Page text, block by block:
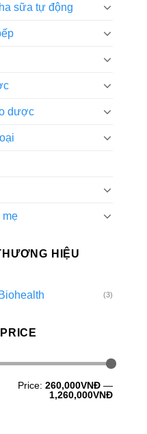
sữa tự động
dược
mẹ
HIỆU
(3)
Price: 260,000VNĐ —
1,260,000VNĐ